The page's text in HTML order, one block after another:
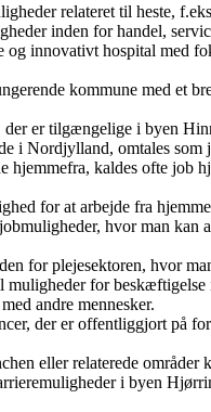
relateret til heste,
inden for handel,
innovativt hospital med
kommune med et
er tilgængelige i byen
i Nordjylland, omtales
hjemmefra, kaldes ofte
for at arbejde fra
hvor man
for plejesektoren, hvor
for
andre mennesker.
der er offentliggjort på
eller relaterede
i byen